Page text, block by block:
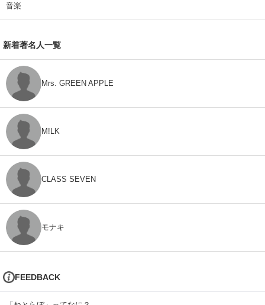
音楽
新着著名人一覧
Mrs. GREEN APPLE
M!LK
CLASS SEVEN
モナキ
FEEDBACK